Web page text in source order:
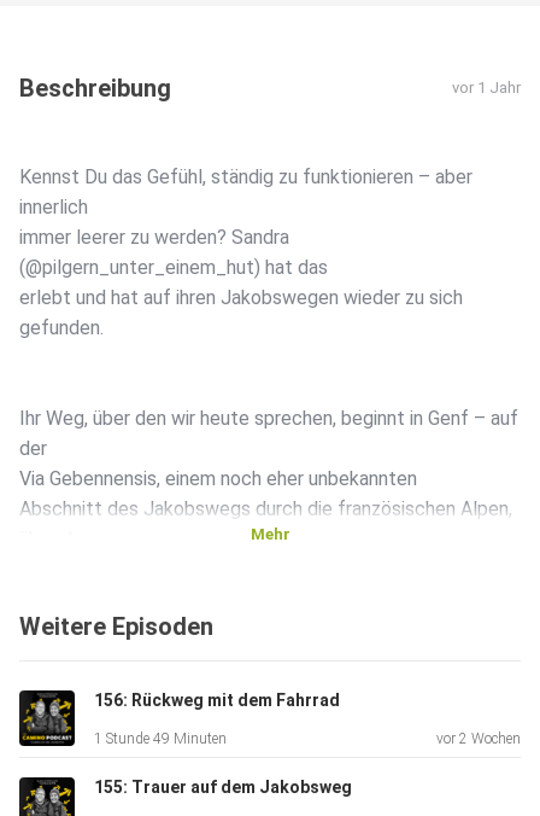
Beschreibung vor 1 Jahr
Kennst Du das Gefühl, ständig zu funktionieren – aber
innerlich
immer leerer zu werden? Sandra
(@pilgern_unter_einem_hut) hat das
erlebt und hat auf ihren Jakobswegen wieder zu sich
gefunden.
Ihr Weg, über den wir heute sprechen, beginnt in Genf – auf
der
Via Gebennensis, einem noch eher unbekannten
Abschnitt des Jakobswegs durch die französischen Alpen,
für
alle, die spüren: Es ist Zeit, loszulaufen.
Mehr
Weitere Episoden
156: Rückweg mit dem Fahrrad
1 Stunde 49 Minuten vor 2 Wochen
155: Trauer auf dem Jakobsweg